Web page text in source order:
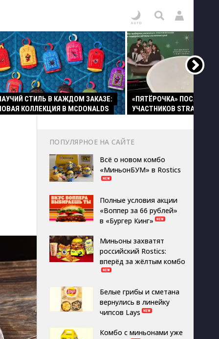
СТИЛЬ В КАЖДОМ ЗАКАЗЕ:
КОЛЛЕКЦИЯ В MCDONALDS
«ПЯТЁРОЧКА» ПОСАДИЛА
УЧАСТНИКОВ STRAY KIDS
ПОПУЛЯРНОЕ НА САЙТЕ
Всё о новом комбо
«МиньонБУМ» в Rostics
Полные условия акции
«Воппер за 66 рублей»
в «Бургер Кинг»
Миньоны захватят
российский Rostics:
вперёд за жёлтым комбо
Белые грибы и сметана
вернулись в линейку
чипсов Lays
Комбо с миньонами уже